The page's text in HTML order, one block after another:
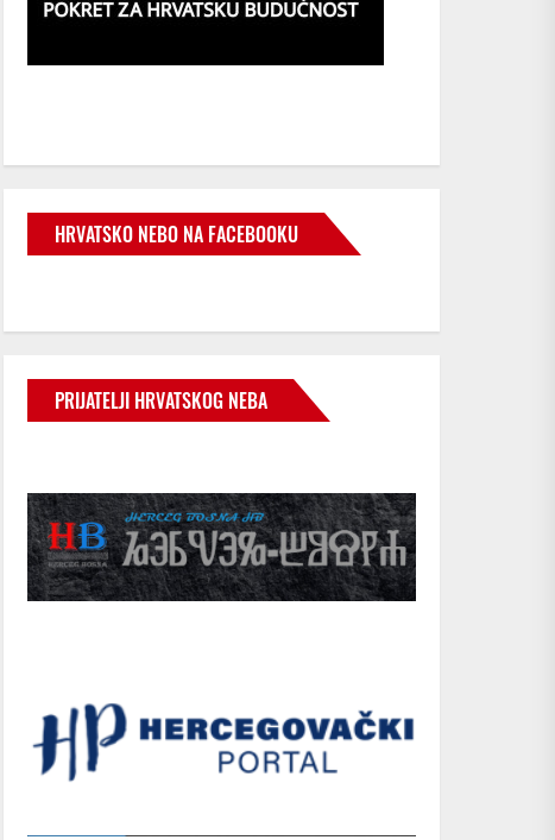
HRVATSKO NEBO NA FACEBOOKU
PRIJATELJI HRVATSKOG NEBA